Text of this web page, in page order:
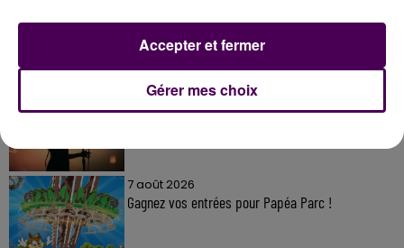
Gagnez vos pass pour le V and B Fest' 2026 !
11 juillet 2026
Inscrivez-vous au casting The Voice & The Voice
7 août 2026
Gagnez vos entrées pour Papéa Parc !
Gérer mes choix
Accepter et fermer